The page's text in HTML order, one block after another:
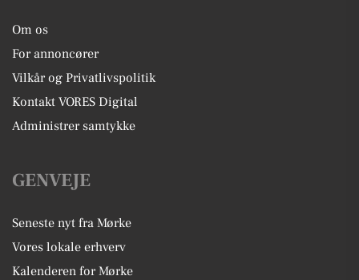
Om os
For annoncører
Vilkår og Privatlivspolitik
Kontakt VORES Digital
Administrer samtykke
GENVEJE
Seneste nyt fra Mørke
Vores lokale erhverv
Kalenderen for Mørke